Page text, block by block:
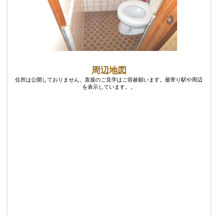
周辺地図
住所は公開しておりません。直接のご見学はご容赦願います。最寄り駅や周辺
を表示しています。。